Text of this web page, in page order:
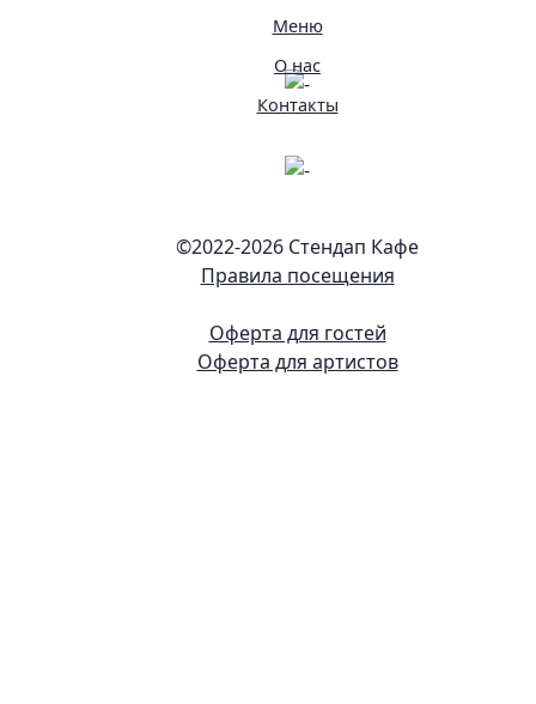
Меню
О нас
Контакты
©2022-2026 Стендап Кафе
Правила посещения
Оферта для гостей
Оферта для артистов